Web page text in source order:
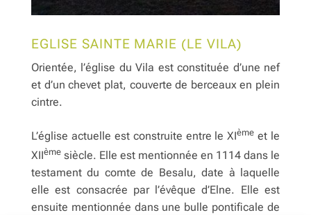
EGLISE SAINTE MARIE (LE VILA)
Orientée, l’église du Vila est constituée d’une nef
et d’un chevet plat, couverte de berceaux en plein
cintre.
L’église actuelle est construite entre le XIème et le
XIIème siècle. Elle est mentionnée en 1114 dans le
testament du comte de Besalu, date à laquelle
elle est consacrée par l’évêque d’Elne. Elle est
ensuite mentionnée dans une bulle pontificale de